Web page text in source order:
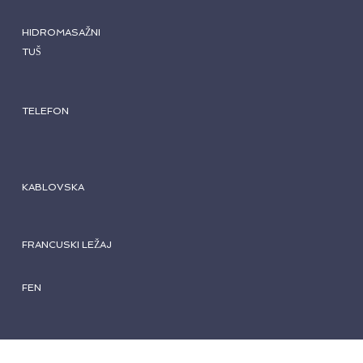
HIDROMASAŽNI
TUŠ
TELEFON
KABLOVSKA
FRANCUSKI LEŽAJ
FEN